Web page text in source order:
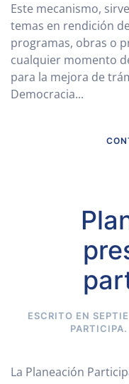
Este mecanismo,
temas en rendición
programas, obras o
cualquier momento
para la mejora de
Democracia...
ESCRITO EN
PARTICIPA.
La Planeación